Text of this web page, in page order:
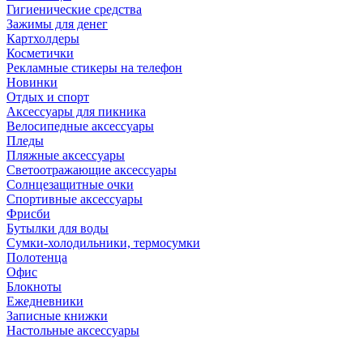
Гигиенические средства
Зажимы для денег
Картхолдеры
Косметички
Рекламные стикеры на телефон
Новинки
Отдых и спорт
Аксессуары для пикника
Велосипедные аксессуары
Пледы
Пляжные аксессуары
Светоотражающие аксессуары
Солнцезащитные очки
Спортивные аксессуары
Фрисби
Бутылки для воды
Сумки-холодильники, термосумки
Полотенца
Офис
Блокноты
Ежедневники
Записные книжки
Настольные аксессуары